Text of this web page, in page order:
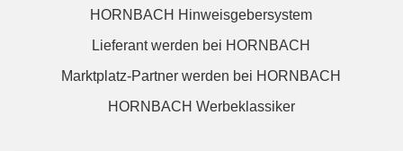
HORNBACH Hinweisgebersystem
Lieferant werden bei HORNBACH
Marktplatz-Partner werden bei HORNBACH
HORNBACH Werbeklassiker